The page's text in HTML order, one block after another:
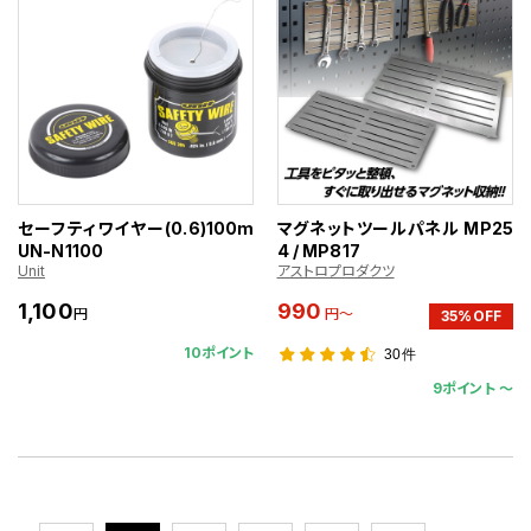
セーフティワイヤー(0.6)100m
UN-N1100
Unit
1,100円
10ポイント
マグネットツールパネル MP25
4 / MP817
アストロプロダクツ
990 円～ 35%OFF
30件
9ポイント 〜